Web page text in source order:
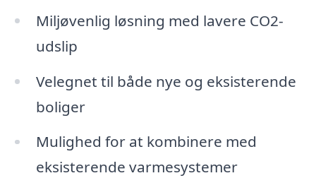
Miljøvenlig løsning med lavere CO2-
udslip
Velegnet til både nye og eksisterende
boliger
Mulighed for at kombinere med
eksisterende varmesystemer